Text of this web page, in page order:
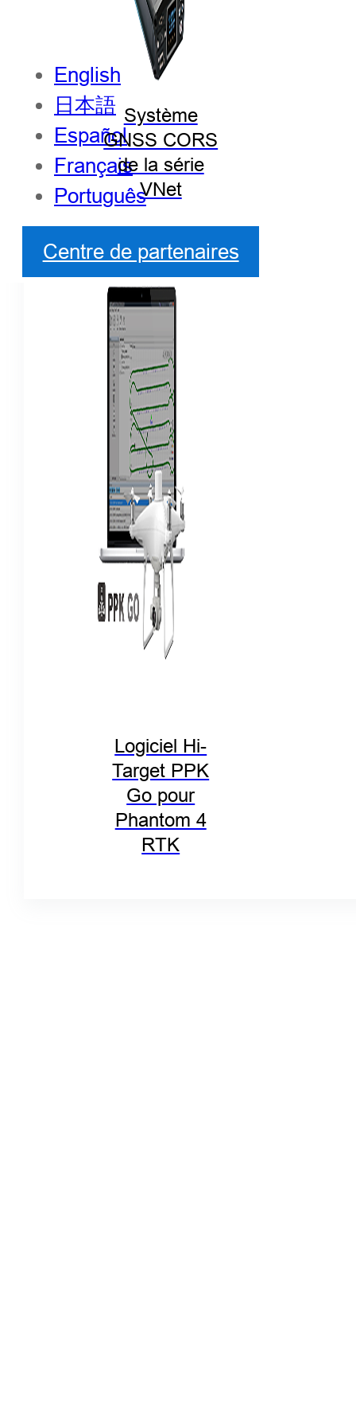
Système
GNSS CORS
de la série
VNet
Logiciel Hi-
Target PPK
Go pour
Phantom 4
RTK
English
日本語
Español
Français
Português
Centre de partenaires